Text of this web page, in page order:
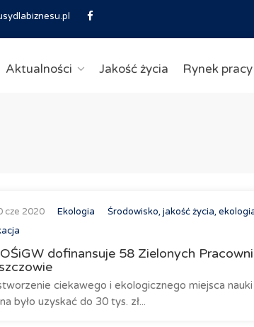
Aktualności Jakość życia Rynek pracy
cze 2020 Ekologia Środowisko, jakość życia,
dofinansuje 58 Zielonych
ciekawego i ekologicznego miejsca
było uzyskać do 30 tys. zł...